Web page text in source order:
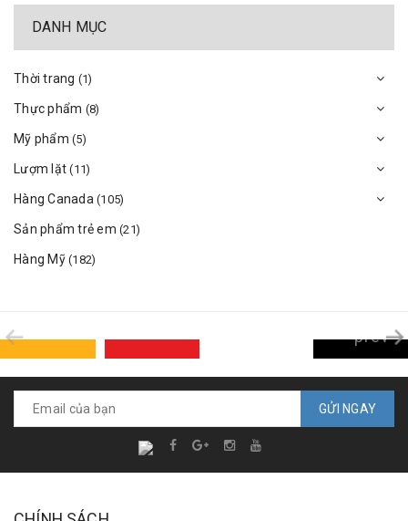
DANH MỤC
Thời trang (1)
Thực phẩm (8)
Mỹ phẩm (5)
Lượm lặt(11)
Hàng Canada (105)
Sản phẩm trẻ em (21)
Hàng Mỹ (182)
prev
GỬI NGAY